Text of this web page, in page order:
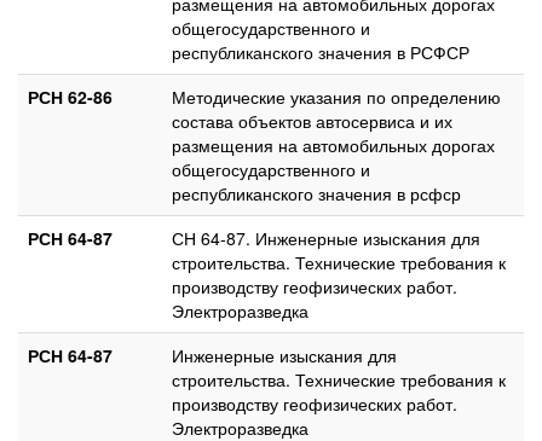
общегосударственного и
республиканского значения в РСФСР
РСН 62-86
Методические указания по определению
состава объектов автосервиса и их
размещения на автомобильных дорогах
общегосударственного и
республиканского значения в рсфср
РСН 64-87
СН 64-87. Инженерные изыскания для
строительства. Технические требования к
производству геофизических работ.
Электроразведка
РСН 64-87
Инженерные изыскания для
строительства. Технические требования к
производству геофизических работ.
Электроразведка